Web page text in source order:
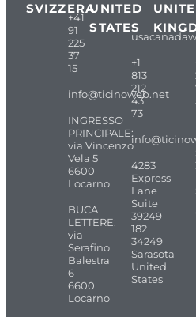
SVIZZERA
+41
91
225
37
15
info@ticinoweb.net
INGRESSO
PRINCIPALE:
via Vincenzo
Vela 5
6600
Locarno
BUCA
LETTERE:
via
Serafino
Balestra
6
6600
Locarno
UNITED
STATES
+1
813
212
43
73
4283
Express
Lane
Suite
39249-
182
34249
Sarasota
United
States